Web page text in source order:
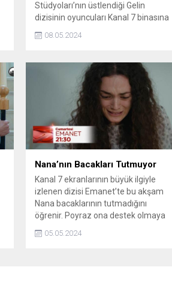
Stüdyoları’nın üstlendiği Gelin
dizisinin oyuncuları Kanal 7 binasına
çıkartma yaptı. Kanal 7 Medya
Grubu Yönetim Kurulu Üyesi
gerçekleşen toplantıda keyifli anlar
08.05.2024
Nana’nın Bacakları Tutmuyor
Kanal 7 ekranlarının büyük ilgiyle
izlenen dizisi Emanet’te bu akşam
Nana bacaklarının tutmadığını
öğrenir. Poyraz ona destek olmaya
hayatına alışabilecek mi?
05.05.2024